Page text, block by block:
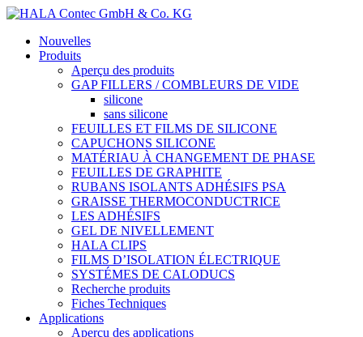
Nouvelles
Produits
Aperçu des produits
GAP FILLERS / COMBLEURS DE VIDE
silicone
sans silicone
FEUILLES ET FILMS DE SILICONE
CAPUCHONS SILICONE
MATÉRIAU À CHANGEMENT DE PHASE
FEUILLES DE GRAPHITE
RUBANS ISOLANTS ADHÉSIFS PSA
GRAISSE THERMOCONDUCTRICE
LES ADHÉSIFS
GEL DE NIVELLEMENT
HALA CLIPS
FILMS D’ISOLATION ÉLECTRIQUE
SYSTÉMES DE CALODUCS
Recherche produits
Fiches Techniques
Applications
Aperçu des applications